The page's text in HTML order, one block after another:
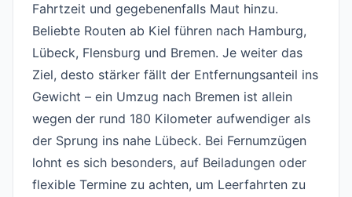
Fahrtzeit und gegebenenfalls Maut hinzu.
Beliebte Routen ab Kiel führen nach Hamburg,
Lübeck, Flensburg und Bremen. Je weiter das
Ziel, desto stärker fällt der Entfernungsanteil ins
Gewicht – ein Umzug nach Bremen ist allein
wegen der rund 180 Kilometer aufwendiger als
der Sprung ins nahe Lübeck. Bei Fernumzügen
lohnt es sich besonders, auf Beiladungen oder
flexible Termine zu achten, um Leerfahrten zu